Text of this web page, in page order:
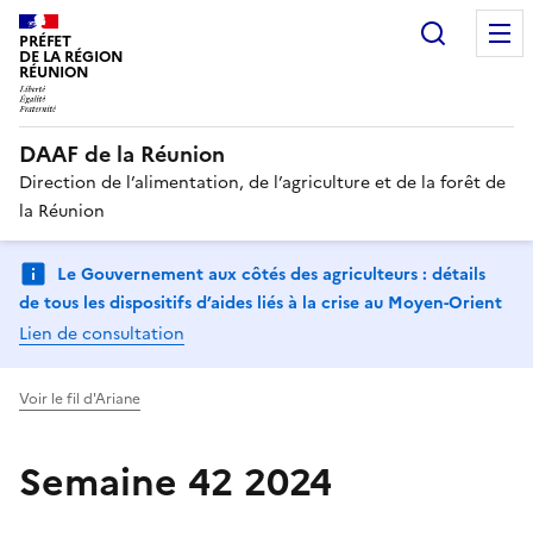
PRÉFET
DE LA RÉGION
RÉUNION
DAAF de la Réunion
Direction de l’alimentation, de l’agriculture et de la forêt de
la Réunion
Le Gouvernement aux côtés des agriculteurs : détails
de tous les dispositifs d’aides liés à la crise au Moyen-Orient
Lien de consultation
Voir le fil d'Ariane
Semaine 42 2024